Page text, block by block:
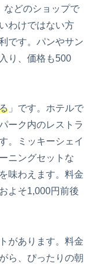
などのショップで
わけではない方
です。パンやサン
り、価格も500
」です。ホテルで
ーク内のレストラ
。ミッキーシェイ
ニングセットな
味わえます。料金
よそ1,000円前後
があります。料金
ら、ぴったりの朝